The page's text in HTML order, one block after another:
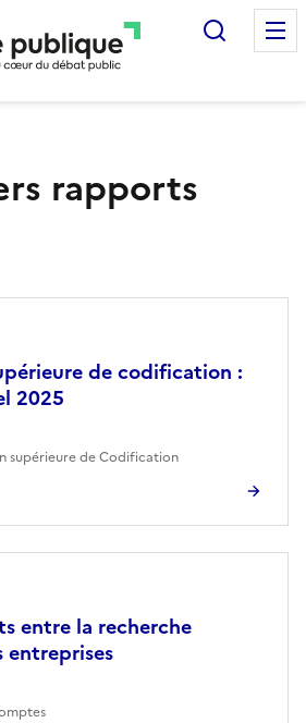
rapports
de codification :
2025
supérieure de Codification
entre la recherche
entreprises